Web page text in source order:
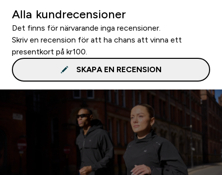
Alla kundrecensioner
Det finns för närvarande inga recensioner.
Skriv en recension för att ha chans att vinna ett
presentkort på kr100.
SKAPA EN RECENSION